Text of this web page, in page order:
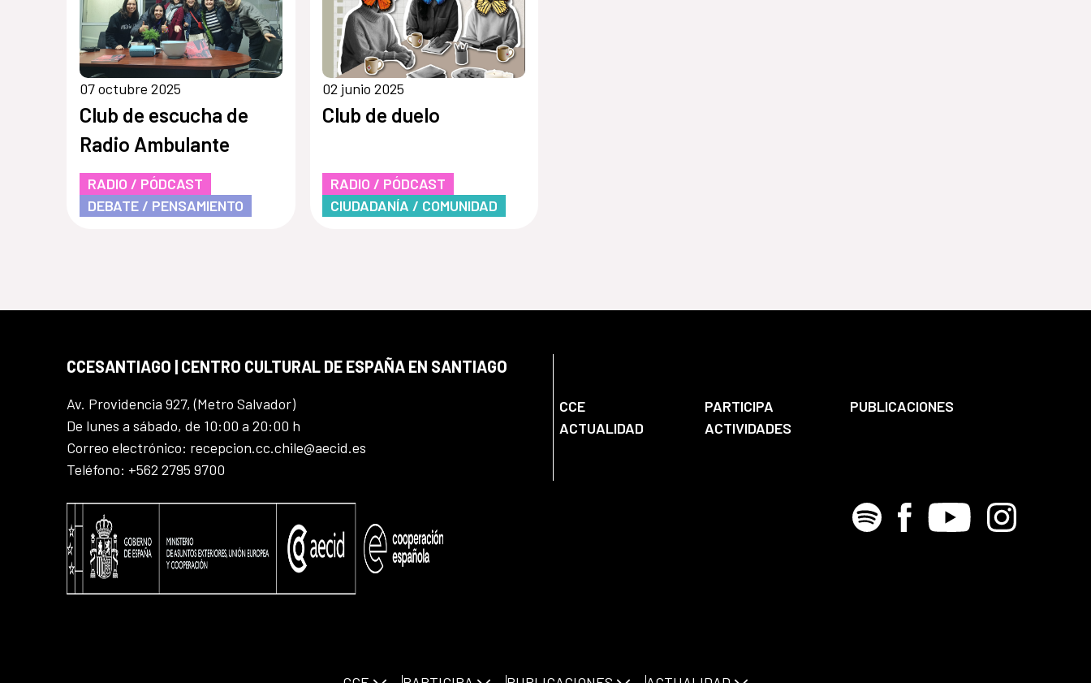
07 octubre 2025
Club de escucha de
Radio Ambulante
RADIO / PÓDCAST
DEBATE / PENSAMIENTO
02 junio 2025
Club de duelo
RADIO / PÓDCAST
CIUDADANÍA / COMUNIDAD
CCESANTIAGO | CENTRO CULTURAL DE ESPAÑA EN SANTIAGO
Av. Providencia 927, (Metro Salvador)
De lunes a sábado, de 10:00 a 20:00 h
Correo electrónico: recepcion.cc.chile@aecid.es
Teléfono: +562 2795 9700
CCE PARTICIPA
PUBLICACIONES
ACTUALIDAD
ACTIVIDADES
Spotify Facebook
Youtube Instagram